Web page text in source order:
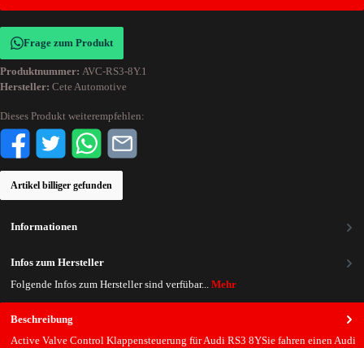
Frage zum Produkt
Produktnummer: AVC-RS3-8Y.1
Hersteller: Cete Automotive
Dieses Produkt weiterempfehlen:
Artikel billiger gefunden
Beschreibung
Active Valve Control Klappensteuerung für Audi RS3 8YSie fahren einen Audi
Informationen
Infos zum Hersteller
Folgende Infos zum Hersteller sind verfübar... Mehr